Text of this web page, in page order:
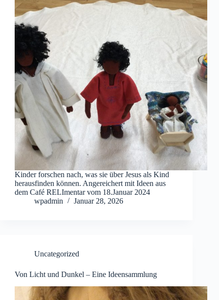
Kinder forschen nach, was sie über Jesus als Kind
herausfinden können. Angereichert mit Ideen aus
dem Café RELImentar vom 18.Januar 2024
wpadmin
Januar 28, 2026
Uncategorized
Von Licht und Dunkel – Eine Ideensammlung